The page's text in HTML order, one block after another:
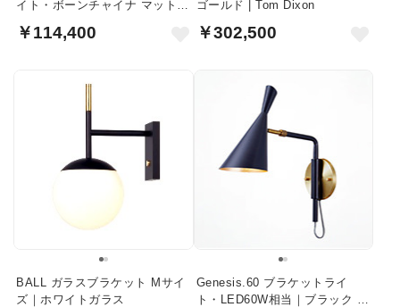
イト・ボーンチャイナ マット仕
￥114,400
ゴールド | Tom Dixon
￥302,500
BALL ガラスブラケット Mサイ
ズ｜ホワイトガラス
Genesis.60 ブラケットライ
ト・LED60W相当｜ブラック ×